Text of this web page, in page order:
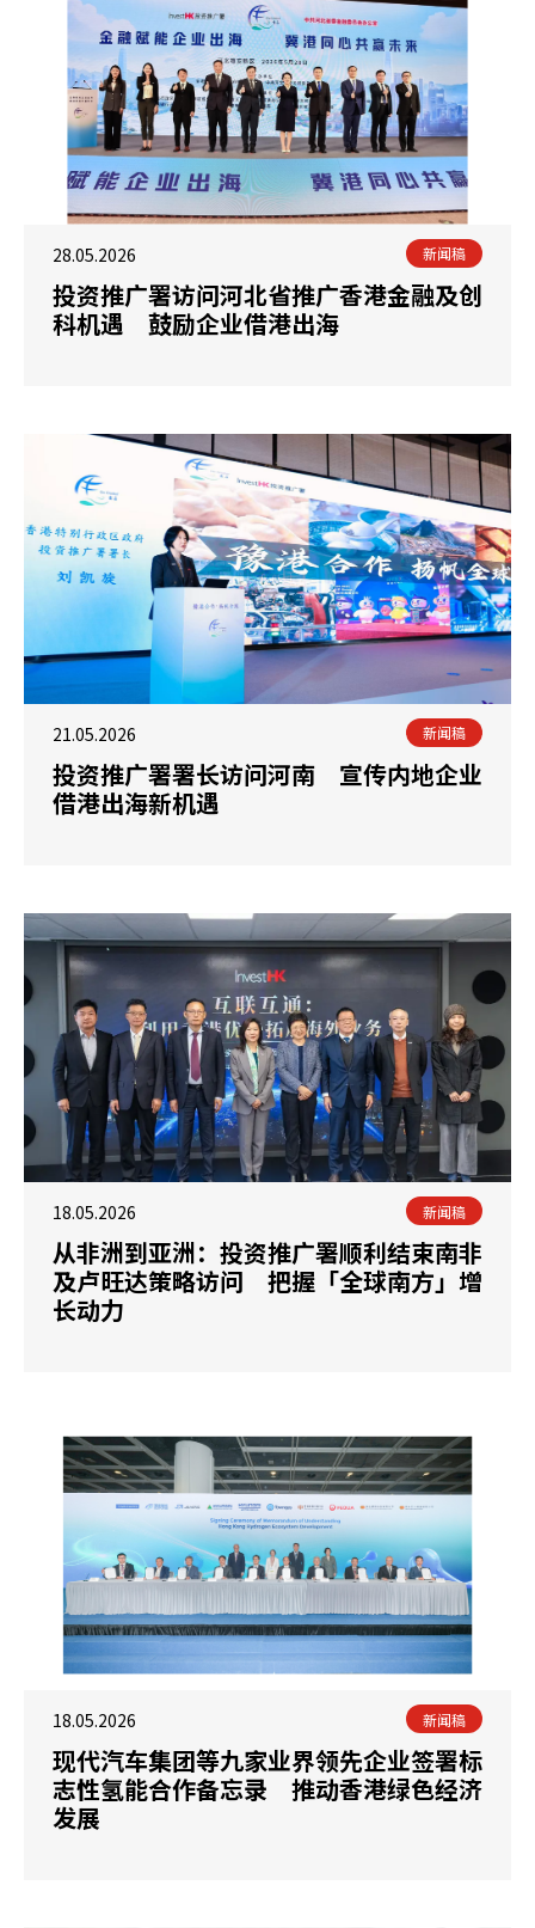
28.05.2026 新闻稿
投资推广署访问河北省推广香港金融及创
科机遇 鼓励企业借港出海
21.05.2026 新闻稿
投资推广署署长访问河南 宣传内地企业
借港出海新机遇
18.05.2026 新闻稿
从非洲到亚洲：投资推广署顺利结束南非
及卢旺达策略访问 把握「全球南方」增
长动力
18.05.2026 新闻稿
现代汽车集团等九家业界领先企业签署标
志性氢能合作备忘录 推动香港绿色经济
发展